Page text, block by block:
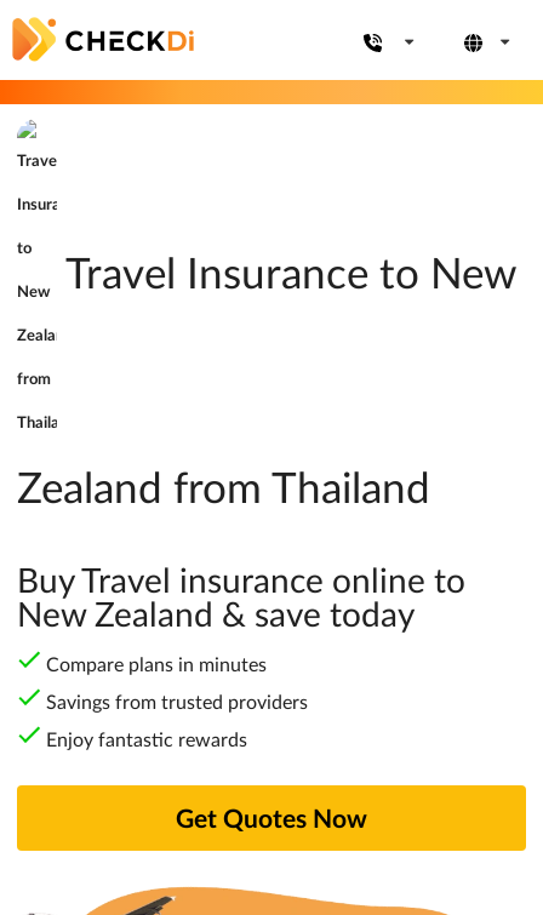
Travel Insurance to New
Zealand from Thailand
Buy Travel insurance online to
New Zealand & save today
Compare plans in minutes
Savings from trusted providers
Enjoy fantastic rewards
Get Quotes Now